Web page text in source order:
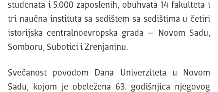
studenata i 5.000 zaposlenih, obuhvata 14 fakulteta i
tri naučna instituta sa sedištem sa sedištima u četiri
istorijska centralnoevropska grada – Novom Sadu,
Somboru, Subotici i Zrenjaninu.
Svečanost povodom Dana Univerziteta u Novom
Sadu, kojom je obeležena 63. godišnjica njegovog